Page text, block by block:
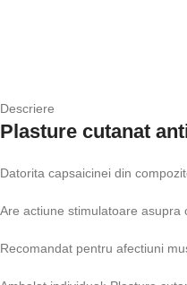
Descriere
Plasture cutanat
Datorita capsaicinei din
Are actiune stimulatoare asupra
Recomandat pentru afectiuni